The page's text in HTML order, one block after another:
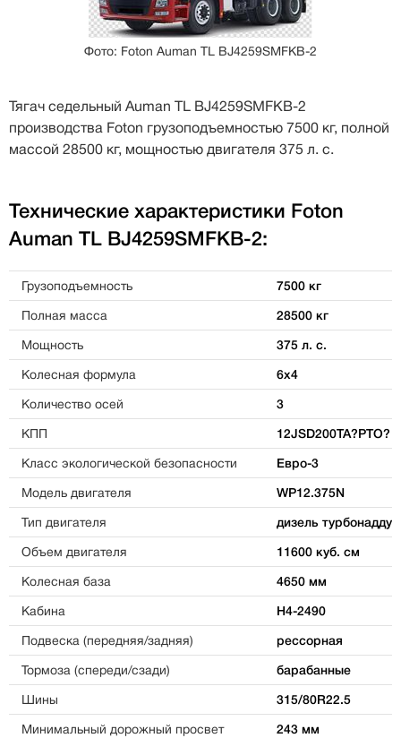
Фото: Foton Auman TL BJ4259SMFKB-2
Тягач седельный Auman TL BJ4259SMFKB-2
производства Foton грузоподъемностью 7500 кг, полной
массой 28500 кг, мощностью двигателя 375 л. с.
Технические характеристики Foton
Auman TL BJ4259SMFKB-2:
Грузоподъемность 7500 кг
Полная масса 28500 кг
Мощность 375 л. с.
Колесная формула 6х4
Количество осей 3
КПП 12JSD200TA?PTO?
Класс экологической безопасности Евро-3
Модель двигателя WP12.375N
Тип двигателя дизель турбонаддув
Объем двигателя 11600 куб. см
Колесная база 4650 мм
Кабина H4-2490
Подвеска (передняя/задняя) рессорная
Тормоза (спереди/сзади) барабанные
Шины 315/80R22.5
Минимальный дорожный просвет 243 мм